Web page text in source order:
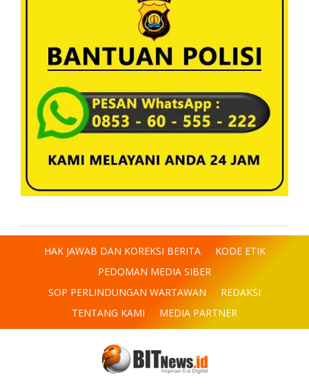
HAK JAWAB DAN KOREKSI BERITA
KODE ETIK
PEDOMAN MEDIA SIBER
SOP PERLINDUNGAN WARTAWAN
REDAKSI
TENTANG KAMI
MEDIA PARTNER